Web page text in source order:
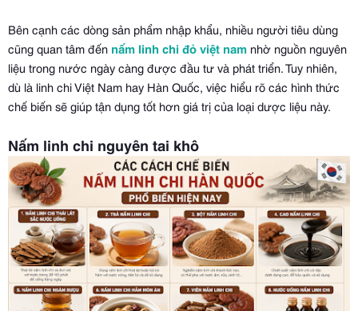
Bên cạnhcác dòng sản phẩm nhập khẩu, nhiều người tiêu dùng
cũng quan tâm đến nấm linh chi đỏ việt nam nhờ nguồn nguyên
liệu trong nước ngày càng được đầu tư và phát triển. Tuy nhiên,
dù là linh chi Việt Nam hay Hàn Quốc, việc hiểu rõ các hình thức
chế biến sẽ giúp tận dụng tốt hơn giá trị của loại dược liệu này.
Nấm linh chi nguyên tai khô